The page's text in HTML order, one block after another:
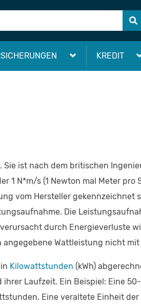
KREDIT
ist nach dem britischen
1 N*m/s (1 Newton mal Meter
vom Hersteller
Die
durch Energieverluste
Wattleistung nicht
Kilowattstunden (kWh)
Laufzeit. Ein Beispiel: Eine
Eine veraltete Einheit